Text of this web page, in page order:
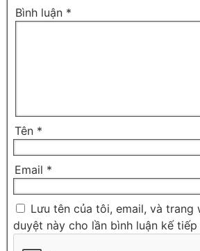
Bình luận *
Tên *
Email *
Lưu tên của tôi, email, và trang
duyệt này cho lần bình luận kế